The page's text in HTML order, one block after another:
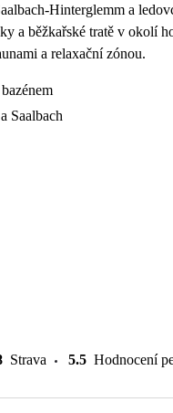
Hinterglemm a
a běžkařské tratě v okolí
a relaxační zónou.
Saalbach
Strava 5.5 Hodnocení